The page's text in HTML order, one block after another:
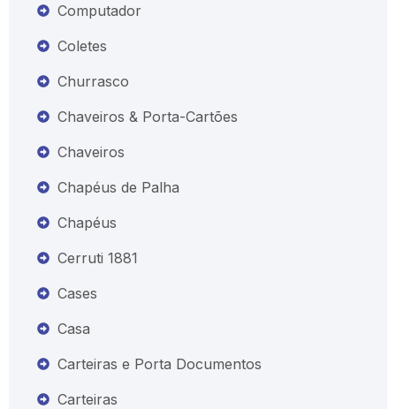
Computador
Coletes
Churrasco
Chaveiros & Porta-Cartões
Chaveiros
Chapéus de Palha
Chapéus
Cerruti 1881
Cases
Casa
Carteiras e Porta Documentos
Carteiras